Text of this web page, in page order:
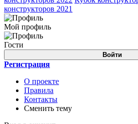
конструкторов 2021
Мой профиль
Гости
Войти
Регистрация
О проекте
Правила
Контакты
Сменить тему